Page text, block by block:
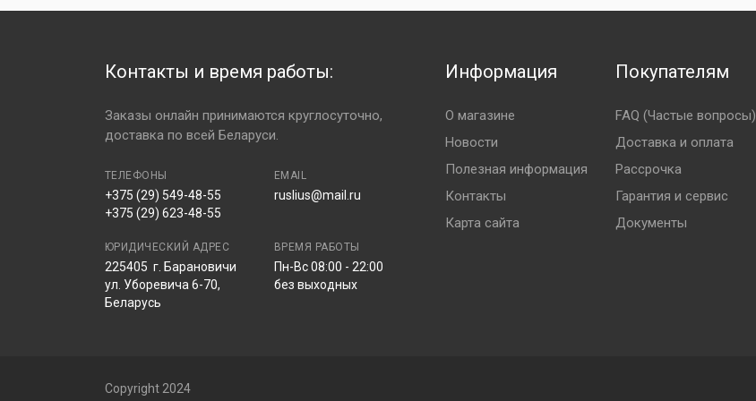
Тип протектора асимметричный ненаправленный
Способ гермитизации бескамерные
Индекс скорости
Индекс нагрузки
Шипы
Run flat нет
Вес нет данных
Маркировка M+S / 3PMSF
Евроэтикетка:
- Доставка осуществляется бесплатно в независимости от количества шин
предварительно свяжется с вами для подтверждения точного времени и места доставки.
При получении заказаклиент получает:
Кассовый чек;
Скидку на шиномонтаж 30% (действует в г. Барановичи).
Контакты и время работы:
Заказы онлайн принимаются круглосуточно,
доставка по всей Беларуси.
ТЕЛЕФОНЫ
+375 (29) 549-48-55
+375 (29) 623-48-55
EMAIL
ruslius@mail.ru
ЮРИДИЧЕСКИЙ АДРЕС
225405 г. Барановичи
ул. Уборевича 6-70,
Беларусь
ВРЕМЯ РАБОТЫ
Пн-Вс 08:00 - 22:00
без выходных
Информация
О магазине
Новости
Полезная информация
Контакты
Карта сайта
Покупателям
FAQ (Частые вопросы)
Доставка и оплата
Рассрочка
Гарантия и сервис
Документы
Copyright 2024